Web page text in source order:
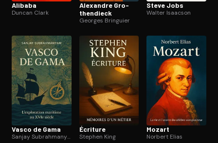
Ouvre l'app Appareil photo, pointe sur le code. C'est gratuit à
Alibaba
Duncan Clark
Alexandre Gro­
then­dieck
Georges Bringuier
Steve Jobs
Walter Isaacson
Vasco de Gama
Sanjay Subrahmanyam
Écriture
Stephen King
Mozart
Norbert Elias